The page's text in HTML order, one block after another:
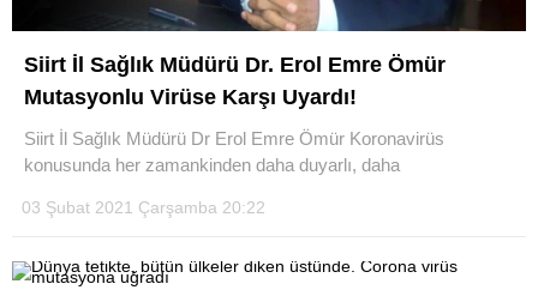
Siirt İl Sağlık Müdürü Dr. Erol Emre Ömür
Mutasyonlu Virüse Karşı Uyardı!
Siirt İl Sağlık Müdürü Dr Erol Emre Ömür Koronavirüs
konusunda her zamankinden daha duyarlı, daha
03 Şubat 2021 Çarşamba 20:22